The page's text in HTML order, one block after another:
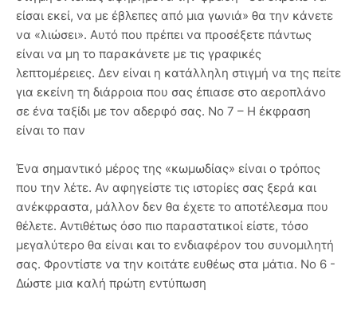
είσαι εκεί, να με έβλεπες από μια γωνιά» θα την κάνετε
να «λιώσει». Αυτό που πρέπει να προσέξετε πάντως
είναι να μη το παρακάνετε με τις γραφικές
λεπτομέρειες. Δεν είναι η κατάλληλη στιγμή να της πείτε
για εκείνη τη διάρροια που σας έπιασε στο αεροπλάνο
σε ένα ταξίδι με τον αδερφό σας. Νο 7 – Η έκφραση
είναι το παν
Ένα σημαντικό μέρος της «κωμωδίας» είναι ο τρόπος
που την λέτε. Αν αφηγείστε τις ιστορίες σας ξερά και
ανέκφραστα, μάλλον δεν θα έχετε το αποτέλεσμα που
θέλετε. Αντιθέτως όσο πιο παραστατικοί είστε, τόσο
μεγαλύτερο θα είναι και το ενδιαφέρον του συνομιλητή
σας. Φροντίστε να την κοιτάτε ευθέως στα μάτια. Νο 6 -
Δώστε μια καλή πρώτη εντύπωση